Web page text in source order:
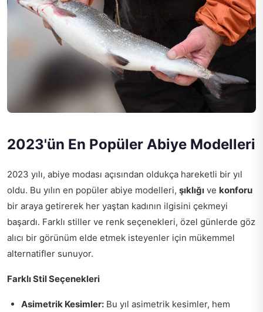
2023'ün En Popüler Abiye Modelleri
2023 yılı, abiye modası açısından oldukça hareketli bir yıl
oldu. Bu yılın en popüler abiye modelleri, şıklığı ve konforu
bir araya getirerek her yaştan kadının ilgisini çekmeyi
başardı. Farklı stiller ve renk seçenekleri, özel günlerde göz
alıcı bir görünüm elde etmek isteyenler için mükemmel
alternatifler sunuyor.
Farklı Stil Seçenekleri
Asimetrik Kesimler: Bu yıl asimetrik kesimler, hem